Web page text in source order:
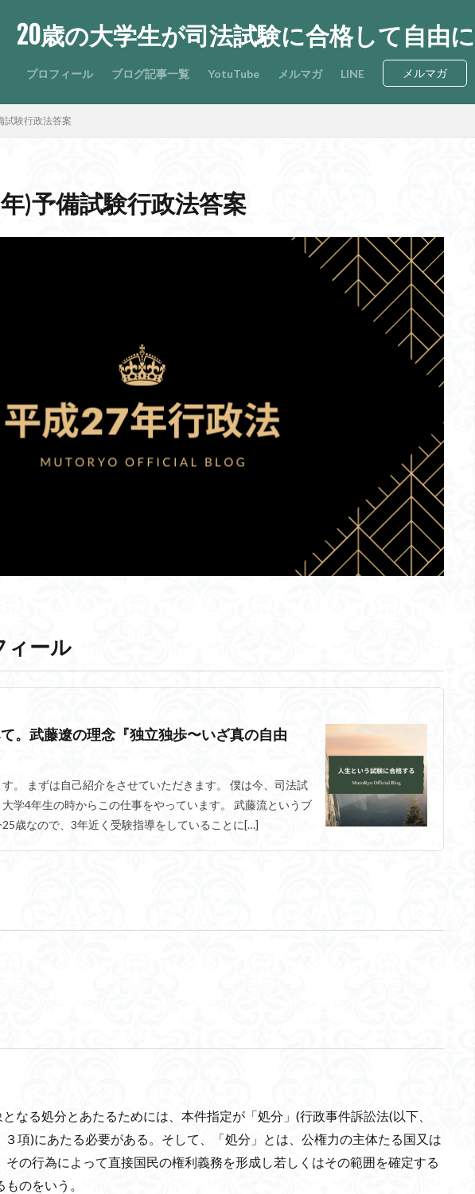
20歳の大学生が司法試験に合格して自由
プロフィール ブログ記事一覧 YotuTube メルマガ LINE メルマガ
試験行政法答案
)予備試験行政法答案
ィール
。武藤遼の理念『独立独歩〜いざ真の自由
。 まずは自己紹介をさせていただきます。 僕は今、司法試
学4年生の時からこの仕事をやっています。 武藤流というブ
歳なので、3年近く受験指導をしていることに[…]
なる処分とあたるためには、本件指定が「処分」(行政事件訴訟法(以下、
３項)にあたる必要がある。そして、「処分」とは、公権力の主体たる国又は
の行為によって直接国民の権利義務を形成し若しくはその範囲を確定する
のをいう。